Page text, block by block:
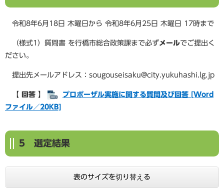
令和8年6月18日 木曜日から 令和8年6月25日 木曜日 17時まで
（様式1）質問書 を行橋市総合政策課まで必ずメールでご提出く
ださい。
提出先メールアドレス：sougouseisaku@city.yukuhashi.lg.jp
【 回答 】
プロポーザル実施に関する質問及び回答 [Word
ファイル／20KB]
5 選定結果
表のサイズを切り替える